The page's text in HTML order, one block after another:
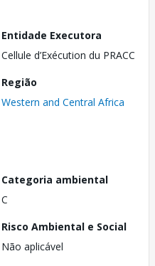
Entidade Executora
Cellule d’Exécution du PRACC
Região
Western and Central Africa
Categoria ambiental
C
Risco Ambiental e Social
Não aplicável